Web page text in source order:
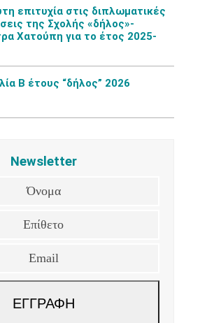
επιτυχία στις διπλωματικές
της Σχολής «δήλος»-
Χατούπη για το έτος 2025-
Β έτους “δήλος” 2026
Newsletter
ΕΓΓΡΑΦΗ